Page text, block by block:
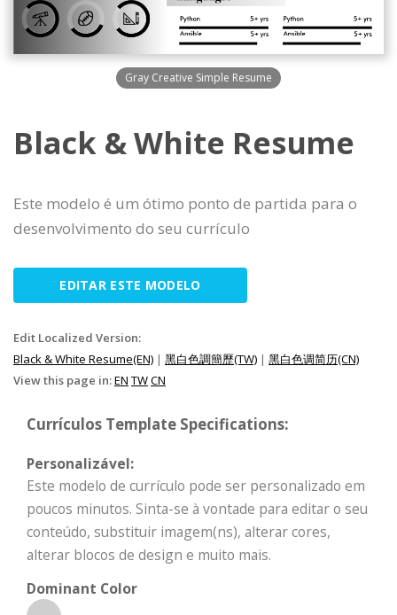
Gray Creative Simple Resume
Black & White Resume
Este modelo é um ótimo ponto de partida para o
desenvolvimento do seu currículo
EDITAR ESTE MODELO
Edit Localized Version:
Black & White Resume(EN) | 黑白色調簡歷(TW) | 黑白色调简历(CN)
View this page in:EN TWCN
Currículos Template Specifications:
Personalizável:
Este modelo de currículo pode ser personalizado em
poucos minutos. Sinta-se à vontade para editar o seu
conteúdo, substituir imagem(ns), alterar cores,
alterar blocos de design e muito mais.
Dominant Color